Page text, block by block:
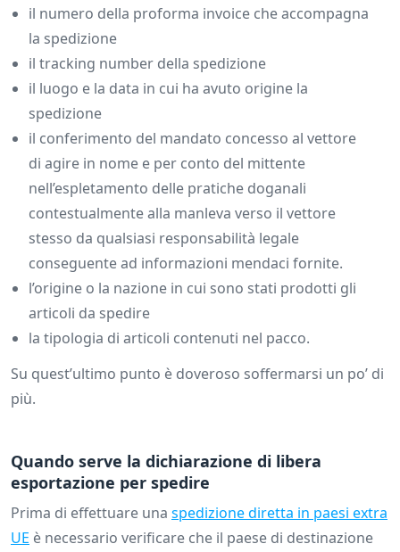
il numero della proforma invoice che accompagna
la spedizione
il tracking number della spedizione
il luogo e la data in cui ha avuto origine la
spedizione
il conferimento del mandato concesso al vettore
di agire in nome e per conto del mittente
nell’espletamento delle pratiche doganali
contestualmente alla manleva verso il vettore
stesso da qualsiasi responsabilità legale
conseguente ad informazioni mendaci fornite.
l’origine o la nazione in cui sono stati prodotti gli
articoli da spedire
la tipologia di articoli contenuti nel pacco.
Su quest’ultimo punto è doveroso soffermarsi un po’ di
più.
Quando serve la dichiarazione di libera
esportazione per spedire
Prima di effettuare una spedizione diretta in paesi extra
UE è necessario verificare che il paese di destinazione